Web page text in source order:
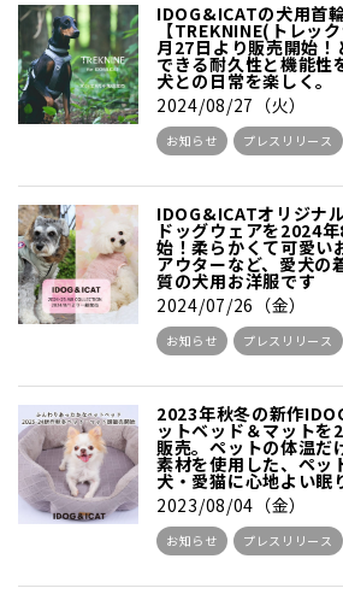
IDOG&ICATの犬用首
【TREKNINE(トレッ
月27日より販売開始！
できる耐久性と機能性
犬との日常を楽しく。
2024/08/27（火）
お知らせ プレスリリース
IDOG&ICATオリジナ
ドッグウェアを2024
始！柔らかくて可愛い
アウターなど、愛犬の
質の犬用お洋服です
2024/07/26（金）
お知らせ プレスリリース
2023年秋冬の新作
ットベッド＆マット
販売。ペットの体温だ
素材を使用した、ペッ
犬・愛猫に心地よい眠
2023/08/04（金）
お知らせ プレスリリース